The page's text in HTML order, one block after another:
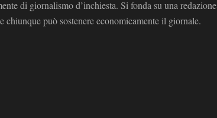
di giornalismo d’inchiesta. Si fonda su una redazione
può sostenere economicamente il giornale.